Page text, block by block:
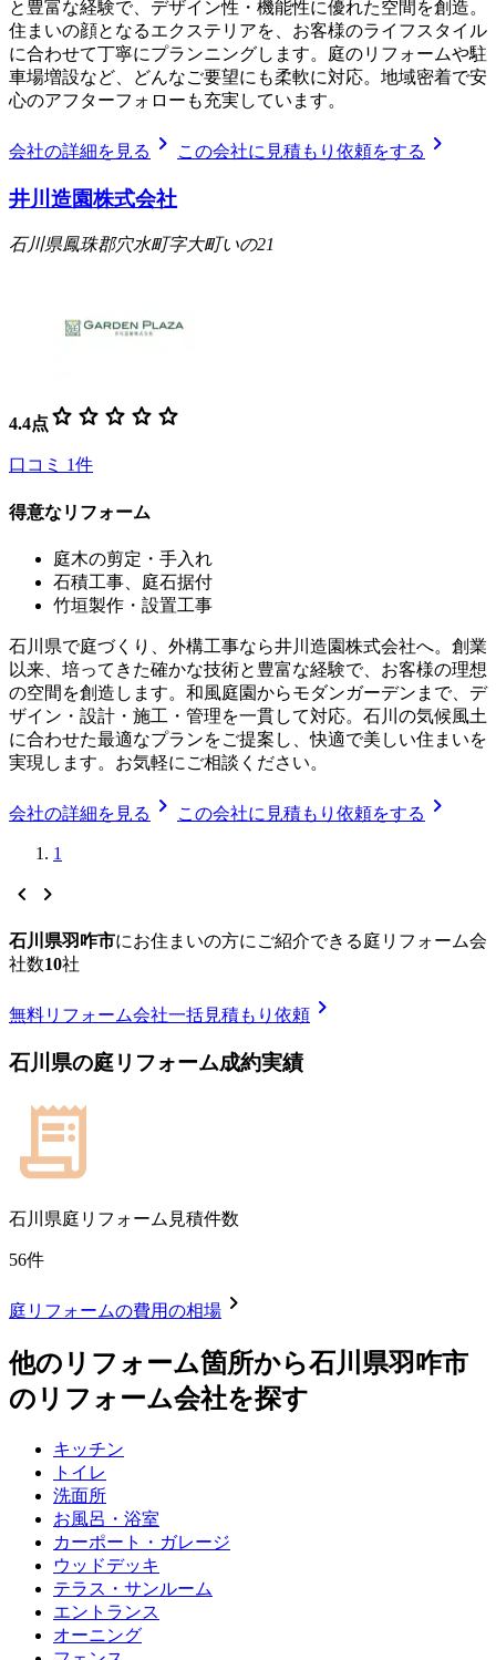
と豊富な経験で、デザイン性・機能性に優れた空間を創造。
住まいの顔となるエクステリアを、お客様のライフスタイル
に合わせて丁寧にプランニングします。庭のリフォームや駐
車場増設など、どんなご要望にも柔軟に対応。地域密着で安
心のアフターフォローも充実しています。
会社の詳細を見る chevron_right この会社に見積もり依頼をする chevron_right
井川造園株式会社
石川県鳳珠郡穴水町字大町いの21
4.4点 star star star star star
口コミ 1件
得意なリフォーム
庭木の剪定・手入れ
石積工事、庭石据付
竹垣製作・設置工事
石川県で庭づくり、外構工事なら井川造園株式会社へ。創業
以来、培ってきた確かな技術と豊富な経験で、お客様の理想
の空間を創造します。和風庭園からモダンガーデンまで、デ
ザイン・設計・施工・管理を一貫して対応。石川の気候風土
に合わせた最適なプランをご提案し、快適で美しい住まいを
実現します。お気軽にご相談ください。
会社の詳細を見る chevron_right この会社に見積もり依頼をする chevron_right
1
chevron_left chevron_right
石川県羽咋市にお住まいの方にご紹介できる庭リフォーム会
社数10社
無料リフォーム会社一括見積もり依頼 chevron_right
石川県の庭リフォーム成約実績
石川県庭リフォーム見積件数
56件
庭リフォームの費用の相場 chevron_right
他のリフォーム箇所から石川県羽咋市
のリフォーム会社を探す
キッチン
トイレ
洗面所
お風呂・浴室
カーポート・ガレージ
ウッドデッキ
テラス・サンルーム
エントランス
オーニング